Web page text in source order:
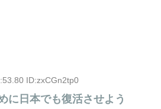
ID:zxCGn2tp0
に日本でも復活させよう